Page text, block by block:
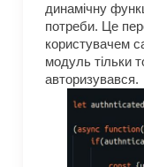
динамічну
потреби. Це
користувачем
модуль тільки
авторизувався.